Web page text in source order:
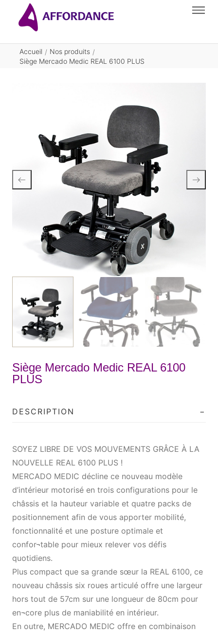
Accueil / Nos produits /
Siège Mercado Medic REAL 6100 PLUS
Siège Mercado Medic REAL 6100
PLUS
DESCRIPTION
SOYEZ LIBRE DE VOS MOUVEMENTS GRÂCE À LA
NOUVELLE REAL 6100 PLUS !
MERCADO MEDIC décline ce nouveau modèle
d’intérieur motorisé en trois configurations pour le
châssis et la hauteur variable et quatre packs de
positionnement afin de vous apporter mobilité,
fonctionnalité et une posture optimale et
confor¬table pour mieux relever vos défis
quotidiens.
Plus compact que sa grande sœur la REAL 6100, ce
nouveau châssis six roues articulé offre une largeur
hors tout de 57cm sur une longueur de 80cm pour
en¬core plus de maniabilité en intérieur.
En outre, MERCADO MEDIC offre en combinaison